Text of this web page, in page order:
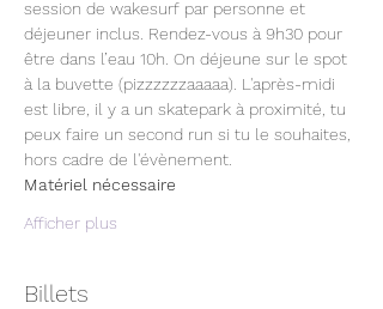
session de wakesurf par personne et
déjeuner inclus. Rendez-vous à 9h30 pour
être dans l’eau 10h. On déjeune sur le spot
à la buvette (pizzzzzzaaaaa). L'après-midi
est libre, il y a un skatepark à proximité, tu
peux faire un second run si tu le souhaites,
hors cadre de l'évènement.
Matériel nécessaire
Afficher plus
Billets